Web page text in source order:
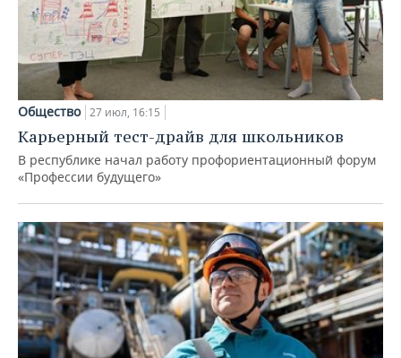
Общество 27 июл, 16:15
Карьерный тест-драйв для школьников
В республике начал работу профориентационный форум
«Профессии будущего»